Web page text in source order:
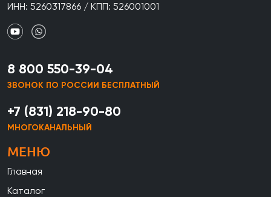
ИНН: 5260317866 / КПП: 526001001
8 800 550-39-04
ЗВОНОК ПО РОССИИ БЕСПЛАТНЫЙ
+7 (831) 218-90-80
МНОГОКАНАЛЬНЫЙ
МЕНЮ
Главная
Каталог